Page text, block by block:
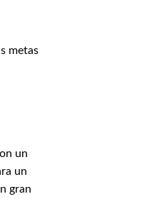
metas
un
un
gran